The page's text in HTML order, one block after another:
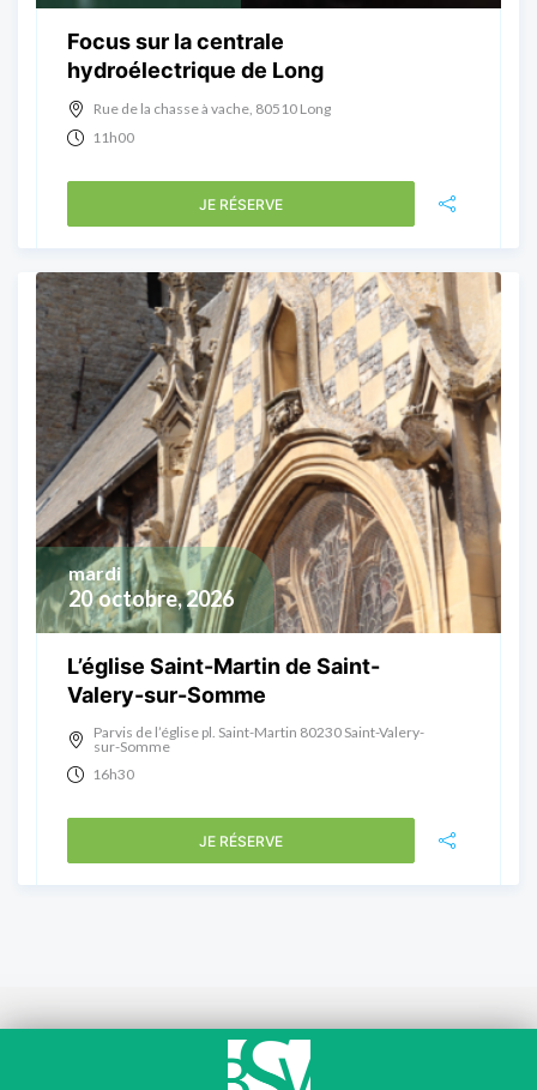
Focus sur la centrale
hydroélectrique de Long
Rue de la chasse à vache, 80510 Long
11h00
JE RÉSERVE
20 octobre, 2026
mardi
L’église Saint-Martin de Saint-
Valery-sur-Somme
Parvis de l’église pl. Saint-Martin 80230 Saint-Valery-
sur-Somme
16h30
JE RÉSERVE